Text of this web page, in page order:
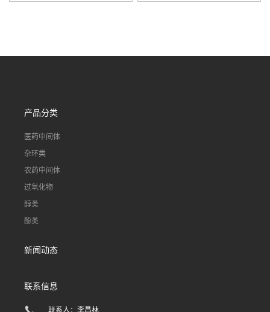
产品分类
医药中间体
杂环类
农药中间体
过氧化物
醇类
酚类
新闻动态
联系信息